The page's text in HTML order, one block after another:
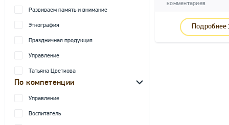
Развиваем память и внимание
Этнография
Праздничная продукция
Управление
Татьяна Цветкова
По компетенции
Управление
Воспитатель
комментариев
Подробнее